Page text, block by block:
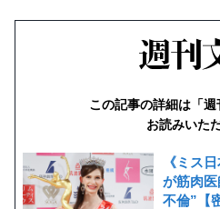
この記事の詳細は「
お読みいた
《ミス
が筋肉
不倫”【